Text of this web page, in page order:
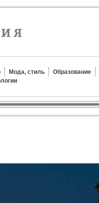
Мода, стиль Образование